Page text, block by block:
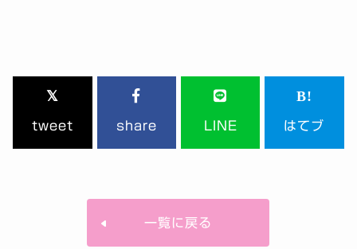
tweet share LINE はてブ
一覧に戻る